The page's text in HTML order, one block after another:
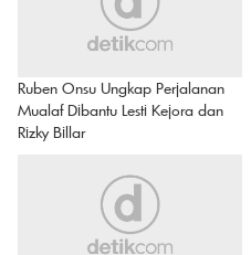
Ruben Onsu Ungkap Perjalanan
Mualaf Dibantu Lesti Kejora dan
Rizky Billar